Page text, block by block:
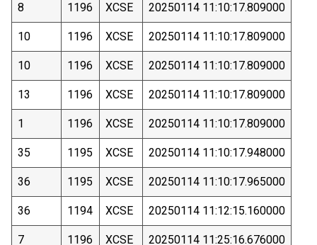
8 1196 XCSE 20250114 11:10:17.809000
10 1196 XCSE 20250114 11:10:17.809000
10 1196 XCSE 20250114 11:10:17.809000
13 1196 XCSE 20250114 11:10:17.809000
1 1196 XCSE 20250114 11:10:17.809000
35 1195 XCSE 20250114 11:10:17.948000
36 1195 XCSE 20250114 11:10:17.965000
36 1194 XCSE 20250114 11:12:15.160000
7 1196 XCSE 20250114 11:25:16.676000